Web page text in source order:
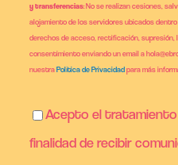
y transferencias: No se realizan cesiones,
alojamiento de los servidores ubicados dentro
derechos de acceso, rectificación,
consentimiento enviando un email a
nuestraPolítica de Privacidadpara más
Acepto el
finalidad de recibir